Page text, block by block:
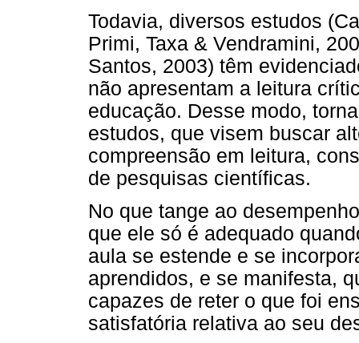
Todavia, diversos estudos
Primi, Taxa & Vendramini,
Santos, 2003) têm
não apresentam a leitura
educação. Desse modo,
estudos, que visem buscar
compreensão em leitura,
de pesquisas científicas.
No que tange ao
que ele só é adequado
aula se estende e se
aprendidos, e se manifesta,
capazes de reter o que foi
satisfatória relativa ao seu